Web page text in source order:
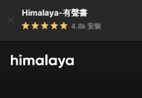
Himalaya-有聲書
4.8k 安裝